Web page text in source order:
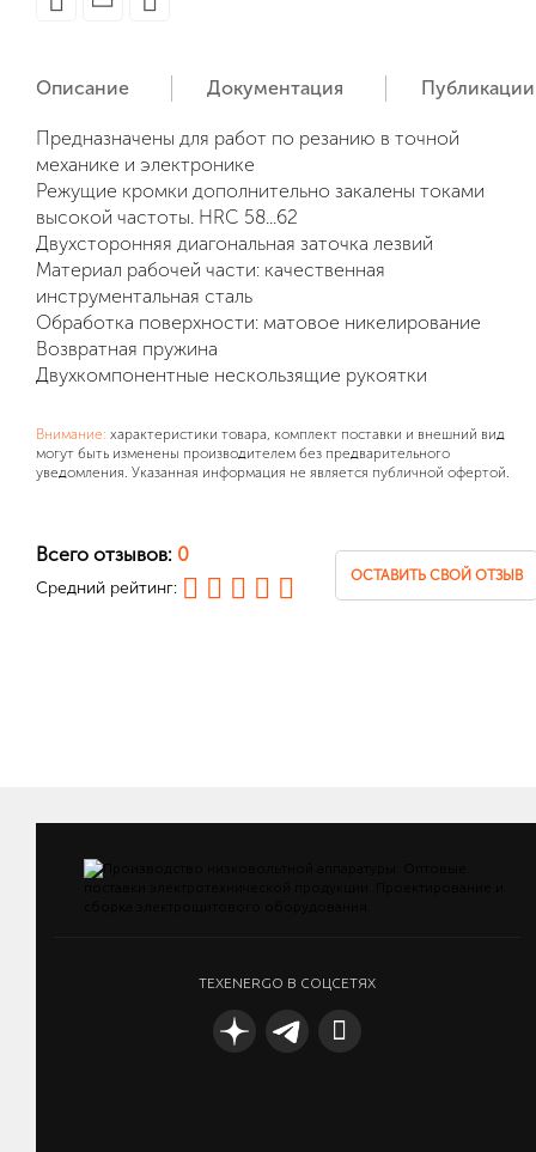
Описание Документация Публикации
Предназначены для работ по резанию в точной
механике и электронике
Режущие кромки дополнительно закалены токами
высокой частоты. HRC 58...62
Двухсторонняя диагональная заточка лезвий
Материал рабочей части: качественная
инструментальная сталь
Обработка поверхности: матовое никелирование
Возвратная пружина
Двухкомпонентные нескользящие рукоятки
Внимание: характеристики товара, комплект поставки и внешний вид
могут быть изменены производителем без предварительного
уведомления. Указанная информация не является публичной офертой.
Всего отзывов: 0
Средний рейтинг:
ОСТАВИТЬ СВОЙ ОТЗЫВ
TEXENERGO В СОЦСЕТЯХ